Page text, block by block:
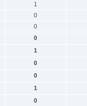
1
0
0
0
1
0
0
1
0